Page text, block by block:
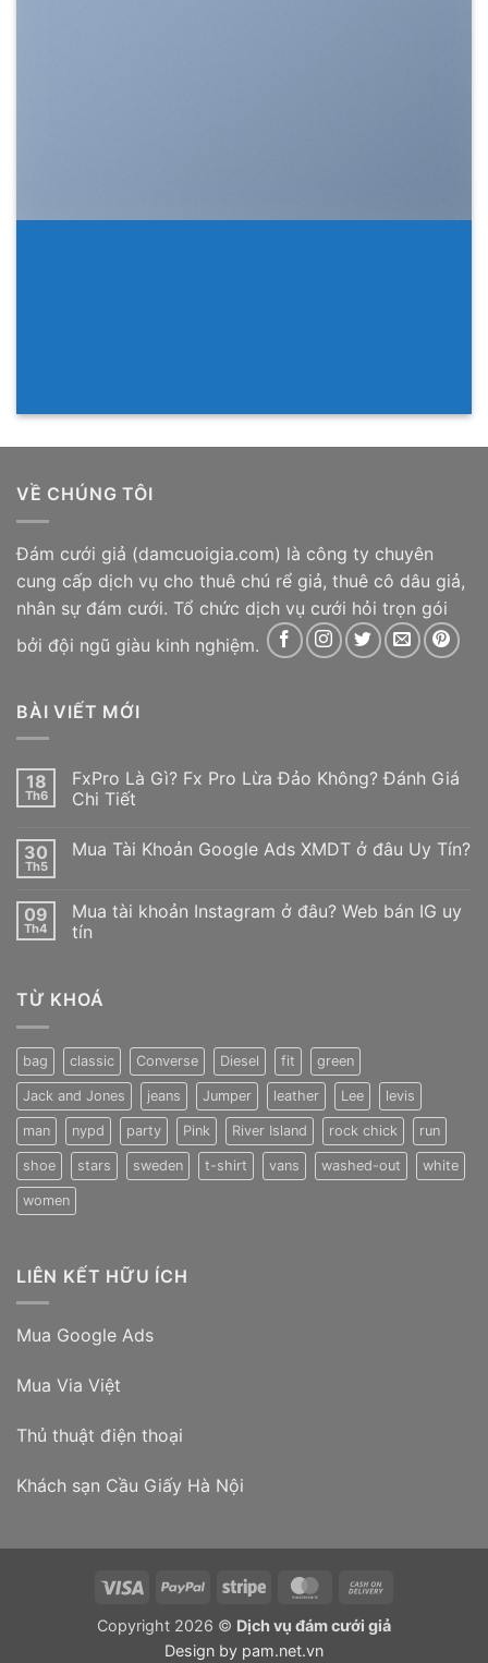
VỀ CHÚNG TÔI
Đám cưới giả (damcuoigia.com) là công ty chuyên
cung cấp dịch vụ cho thuê chú rể giả, thuê cô dâu giả,
nhân sự đám cưới. Tổ chức dịch vụ cưới hỏi trọn gói
bởi đội ngũ giàu kinh nghiệm.
BÀI VIẾT MỚI
18
Th6
FxPro Là Gì? Fx Pro Lừa Đảo Không? Đánh Giá
Chi Tiết
bình
Là
Gì?
Fx
Không?
Đánh
Tiết
30
Th5
Mua Tài Khoản Google Ads XMDT ở đâu Uy Tín?
luận
ở
Mua
Ads
Uy
Tín?
09
Th4
Mua tài khoản Instagram ở đâu? Web bán IG uy
tín
luận
ở
khoản
Instagram
ở
đâu?
Web
IG
uy
tín
TỪ KHOÁ
bag classic Converse Diesel fit green
Jack and Jones jeans Jumper leather Lee levis
man nypd party Pink River Island rock chick run
shoe stars sweden t-shirt vans washed-out white
women
LIÊN KẾT HỮU ÍCH
Mua Google Ads
Mua Via Việt
Thủ thuật điện thoại
Khách sạn Cầu Giấy Hà Nội
Visa PayPal Stripe MasterCard
Delivery
Copyright 2026 © Dịch vụ đám cưới giả
Design by pam.net.vn